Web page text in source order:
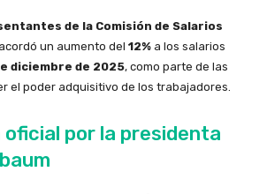
de la Comisión de Salarios
un aumento del 12% a los salarios
diciembre de 2025, como parte de las
el poder adquisitivo de los trabajadores.
por la presidenta